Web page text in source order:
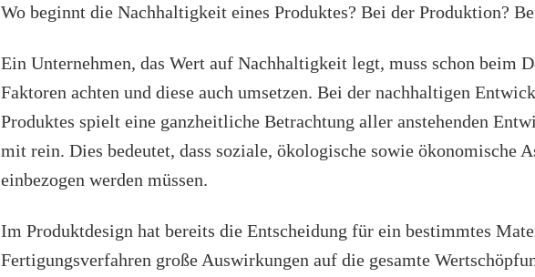
Wo beginnt die Nachhaltigkeit eines Produktes? Bei der Produktion?
Ein Unternehmen, das Wert auf Nachhaltigkeit legt, muss schon beim
Faktoren achten und diese auch umsetzen. Bei der nachhaltigen
Produktes spielt eine ganzheitliche Betrachtung aller anstehenden
mit rein. Dies bedeutet, dass soziale, ökologische sowie ökonomische
einbezogen werden müssen.
Im Produktdesign hat bereits die Entscheidung für ein bestimmtes
Fertigungsverfahren große Auswirkungen auf die gesamte